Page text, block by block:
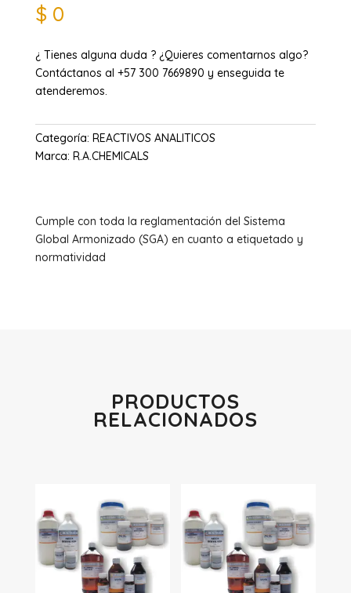
$ 0
¿ Tienes alguna duda ? ¿Quieres comentarnos algo?
Contáctanos al +57 300 7669890 y enseguida te
atenderemos.
Categoría: REACTIVOS ANALITICOS
Marca: R.A.CHEMICALS
Cumple con toda la reglamentación del Sistema
Global Armonizado (SGA) en cuanto a etiquetado y
normatividad
PRODUCTOS
RELACIONADOS